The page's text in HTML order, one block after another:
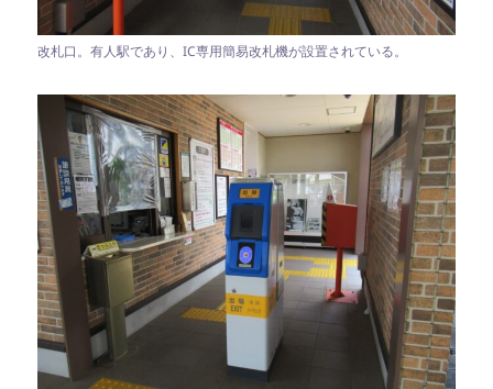
改札口。有人駅であり、IC専用簡易改札機が設置されている。